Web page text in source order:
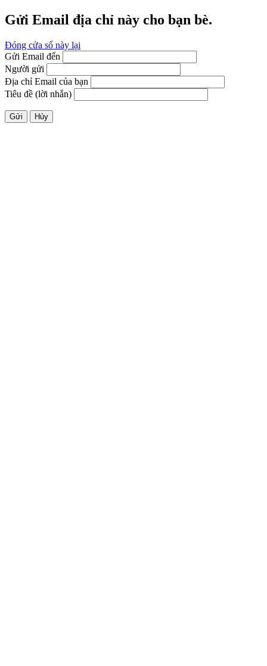
Gửi Email địa chỉ này cho bạn bè.
Đóng cửa sổ này lại
Gửi Email đến
Người gửi
Địa chỉ Email của bạn
Tiêu đề (lời nhắn)
Gửi Hủy